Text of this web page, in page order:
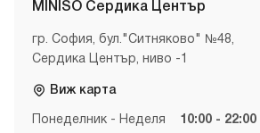
MINISO Сердика Център
гр. София, бул."Ситняково" №48,
Сердика Център, ниво -1
Виж карта
Понеделник - Неделя 10:00 - 22:00